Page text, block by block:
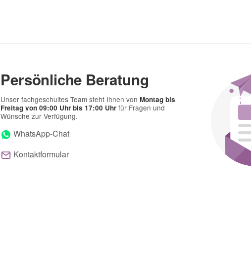
Persönliche Beratung
Unser fachgeschultes Team steht Ihnen von Montag bis
Freitag von 09:00 Uhr bis 17:00 Uhr für Fragen und
Wünsche zur Verfügung.
WhatsApp-Chat
Kontaktformular